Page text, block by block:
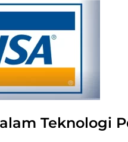
Teknologi